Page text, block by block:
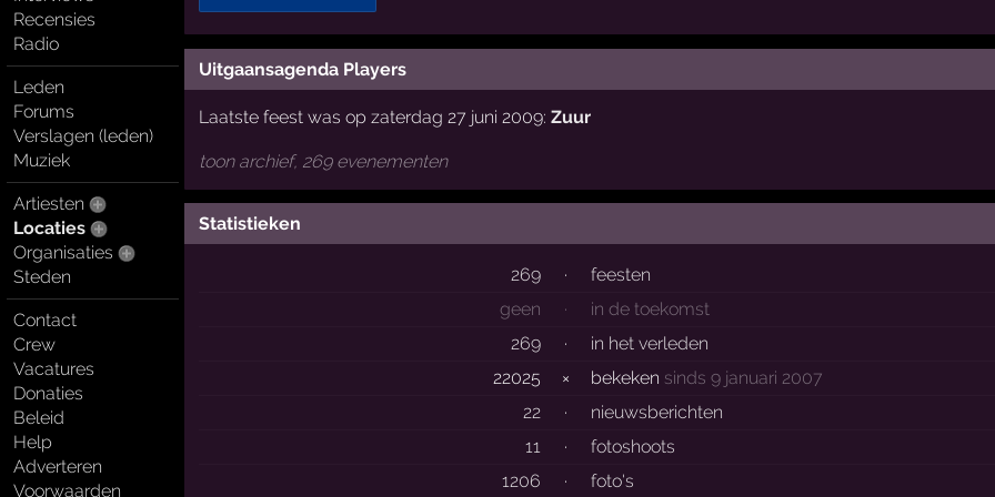
Recensies
Radio
Leden
Forums
Verslagen (leden)
Muziek
Artiesten
Locaties
Organisaties
Steden
Contact
Crew
Vacatures
Donaties
Beleid
Help
Adverteren
Voorwaarden
Uitgaansagenda Players
Laatste feest was op zaterdag 27 juni 2009: Zuur
toon archief, 269 evenementen
Statistieken
269 ·
feesten
geen
·
in de toekomst
269
·
in het verleden
22025
× bekeken sinds 9 januari 2007
22
·
nieuwsberichten
11
·
fotoshoots
1206
·
foto's